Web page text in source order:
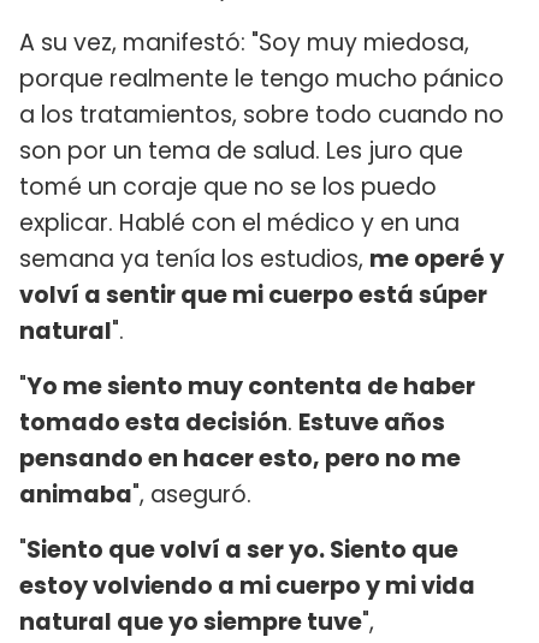
A su vez, manifestó: "Soy muy miedosa,
porque realmente le tengo mucho pánico
a los tratamientos, sobre todo cuando no
son por un tema de salud. Les juro que
tomé un coraje que no se los puedo
explicar. Hablé con el médico y en una
semana ya tenía los estudios, me operé y
volví a sentir que mi cuerpo está súper
natural".
"Yo me siento muy contenta de haber
tomado esta decisión. Estuve años
pensando en hacer esto, pero no me
animaba", aseguró.
"Siento que volví a ser yo. Siento que
estoy volviendo a mi cuerpo y mi vida
natural que yo siempre tuve",